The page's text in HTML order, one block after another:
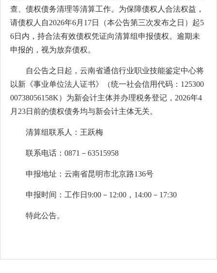
查、债权债务清理等清算工作。为保障债权人合法权益，
请债权人自2026年6月17日（本公告第三次发布之日）起5
6日内，持合法有效债权凭证向清算组申报债权。逾期未
申报的，视为放弃债权。
自公告之日起，云南省通信行业职业技能鉴定中心将
以新《事业单位法人证书》（统一社会信用代码：125300
00738056158K）为新会计主体并办理税务登记，2026年4
月23日前的债权债务均与新会计主体无关。
清算组联系人：王跃梅
联系电话：0871－63515958
申报地址：云南省昆明市北京路136号
申报时间：工作日9:00－12:00，14:00－17:30
特此公告。